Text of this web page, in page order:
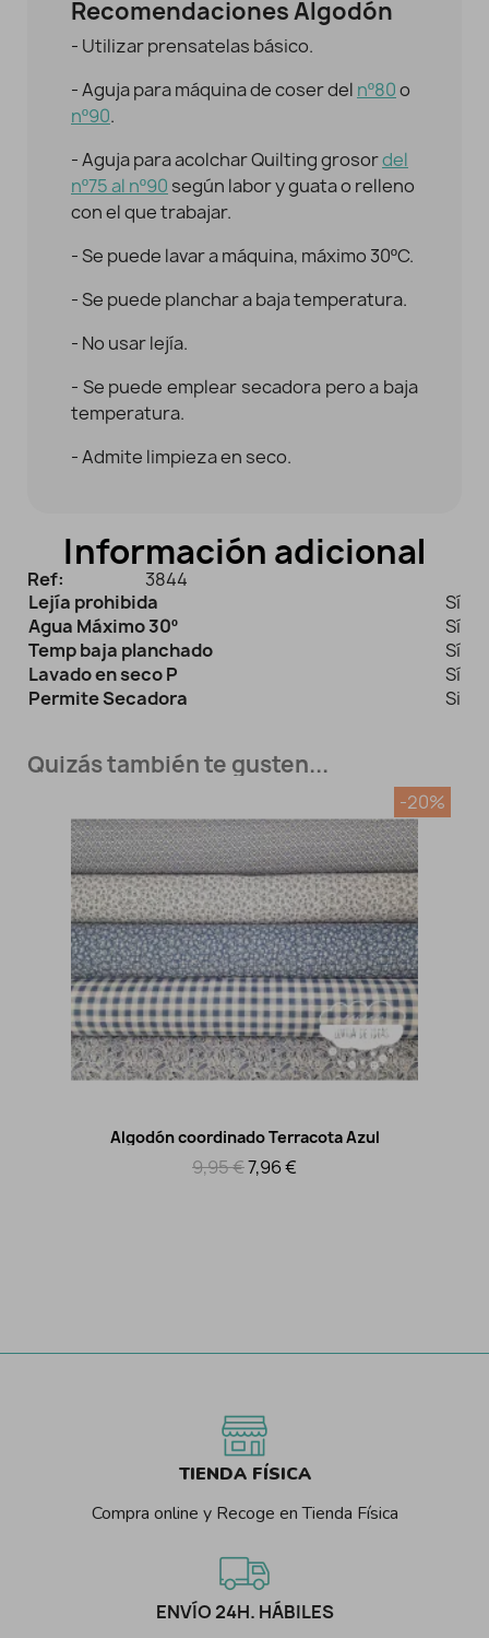
Recomendaciones Algodón
- Utilizar prensatelas básico.
- Aguja para máquina de coser del nº80o
nº90.
- Aguja para acolchar Quilting grosordel
nº75 al nº90 según labor y guata o relleno
con el que trabajar.
- Se puede lavar a máquina, máximo 30ºC.
- Se puede planchar a baja temperatura.
- No usar lejía.
- Se puede emplear secadora pero a baja
temperatura.
- Admite limpieza en seco.
Información adicional
Ref:
3844
Lejía prohibida
Sí
Agua Máximo 30º
Sí
Temp baja planchado
Sí
Lavado en seco P
Sí
Permite Secadora
Si
Quizás también te gusten...
Vista rápida
-20%
Algodón coordinado Terracota Azul
9,95 €7,96 €
TIENDA FÍSICA
Compra online y Recoge en Tienda Física
ENVÍO 24H. HÁBILES